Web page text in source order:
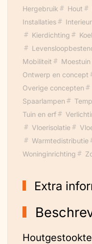
van de woning
ecologische
per vijf jaar
louter en alleen
de al
generaties.
De woning is
Hergebruik
Hout
Installaties
Kierdichting
Mobiliteit
Moestuin
Ontwerp en concept
Overige concepten
Spaarlampen
Tuin en erf
Vloerisolatie
Warmtedistributie
Woninginrichting
Extra